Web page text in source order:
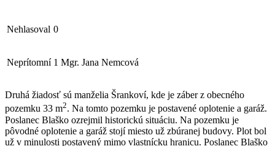
Nehlasoval 0
Neprítomní 1 Mgr. Jana Nemcová
Druhá žiadosť sú manželia Šrankoví, kde je záber z obecného
pozemku 33 m2. Na tomto pozemku je postavené oplotenie a garáž.
Poslanec Blaško ozrejmil historickú situáciu. Na pozemku je
pôvodné oplotenie a garáž stojí miesto už zbúranej budovy. Plot bol
už v minulosti postavený mimo vlastnícku hranicu. Poslanec Blaško